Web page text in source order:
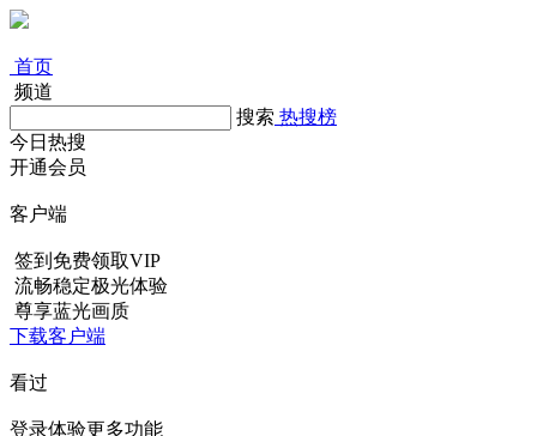
首页
频道
搜索 热搜榜
今日热搜
开通会员
客户端
签到免费领取VIP
流畅稳定极光体验
尊享蓝光画质
下载客户端
看过
登录体验更多功能